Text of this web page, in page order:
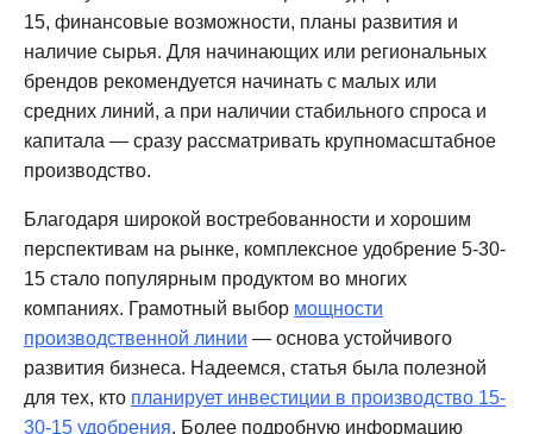
15, финансовые возможности, планы развития и
наличие сырья. Для начинающих или региональных
брендов рекомендуется начинать с малых или
средних линий, а при наличии стабильного спроса и
капитала — сразу рассматривать крупномасштабное
производство.
Благодаря широкой востребованности и хорошим
перспективам на рынке, комплексное удобрение 5-30-
15 стало популярным продуктом во многих
компаниях. Грамотный выбор мощности
производственной линии — основа устойчивого
развития бизнеса. Надеемся, статья была полезной
для тех, кто планирует инвестиции в производство 15-
30-15 удобрения. Более подробную информацию